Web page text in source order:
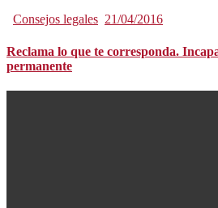
Consejos legales 21/04/2016
Reclama lo que te corresponda.
permanente